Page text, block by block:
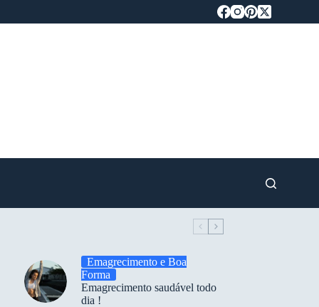
Emagrecimento e Boa
Forma
Emagrecimento saudável todo
dia !